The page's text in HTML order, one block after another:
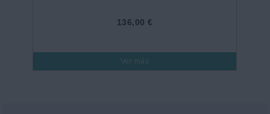
136,00 €
Ver más